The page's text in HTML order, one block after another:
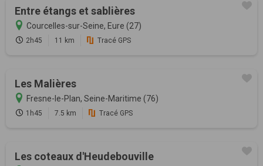
Entre étangs et sablières
Courcelles-sur-Seine, Eure (27)
2h45 11 km Tracé GPS
Les Malières
Fresne-le-Plan, Seine-Maritime (76)
1h45 7.5 km Tracé GPS
Les coteaux d'Heudebouville